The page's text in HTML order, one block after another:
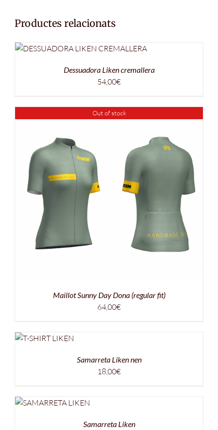
Productes relacionats
Dessuadora Liken cremallera
54,00€
Out of stock
Maillot Sunny Day Dona (regular fit)
64,00€
Samarreta Liken nen
18,00€
Samarreta Liken